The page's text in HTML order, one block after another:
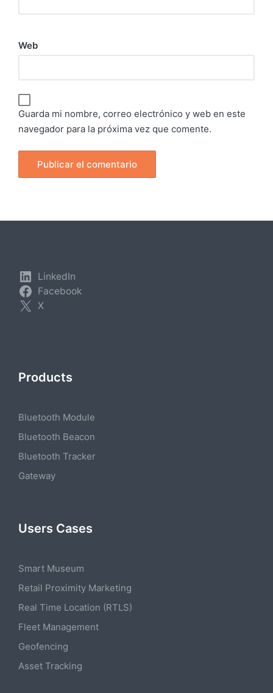
Web
Guarda mi nombre, correo electrónico y web en este
navegador para la próxima vez que comente.
LinkedIn
Facebook
X
Products
Bluetooth Module
Bluetooth Beacon
Bluetooth Tracker
Gateway
Users Cases
Smart Museum
Retail Proximity Marketing
Real Time Location (RTLS)
Fleet Management
Geofencing
Asset Tracking